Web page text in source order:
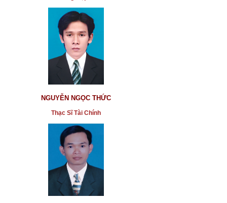
NGUYỄN NGỌC THỨC
Thạc Sĩ Tài Chính